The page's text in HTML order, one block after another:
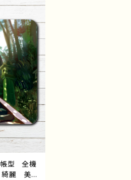
個性的
グッズ タ
型 全機
麗 美し